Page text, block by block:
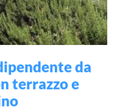
da
terrazzo e